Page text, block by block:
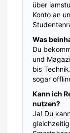
über
Konto an
Was
Du
und
bis
sogar
Kann ich
nutzen?
Ja! Du